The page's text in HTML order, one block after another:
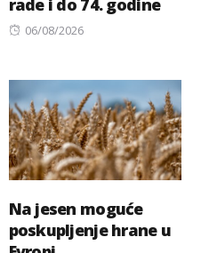
Posted
06/08/2026
Na jesen moguće
poskupljenje hrane u